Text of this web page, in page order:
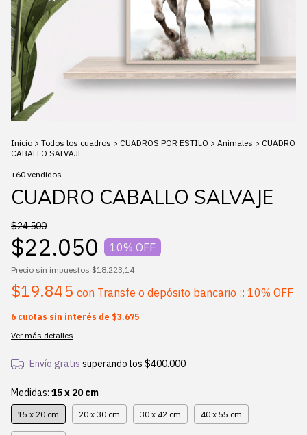
Inicio > Todos los cuadros > CUADROS POR ESTILO > Animales > CUADRO
CABALLO SALVAJE
+60 vendidos
CUADRO CABALLO SALVAJE
$24.500
$22.050 10% OFF
Precio sin impuestos $18.223,14
$19.845 con Transfe o depósito bancario :: 10% OFF
6 cuotas sin interés de $3.675
Ver más detalles
Envío gratis superando los $400.000
Medidas: 15 x 20 cm
15 x 20 cm 20 x 30 cm 30 x 42 cm 40 x 55 cm